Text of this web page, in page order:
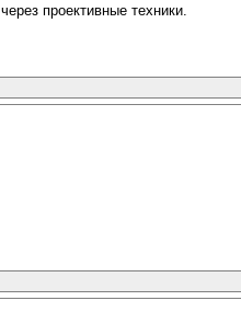
проективные техники.